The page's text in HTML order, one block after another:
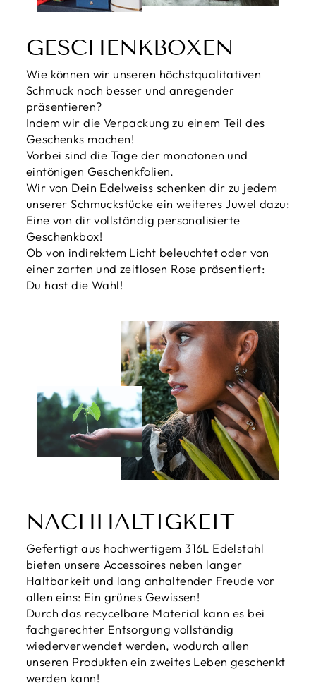
GESCHENKBOXEN
Wie können wir unseren höchstqualitativen
Schmuck noch besser und anregender
präsentieren?
Indem wir die Verpackung zu einem Teil des
Geschenks machen!
Vorbei sind die Tage der monotonen und
eintönigen Geschenkfolien.
Wir von Dein Edelweiss schenken dir zu jedem
unserer Schmuckstücke ein weiteres Juwel dazu:
Eine von dir vollständig personalisierte
Geschenkbox!
Ob von indirektem Licht beleuchtet oder von
einer zarten und zeitlosen Rose präsentiert:
Du hast die Wahl!
NACHHALTIGKEIT
Gefertigt aus hochwertigem 316L Edelstahl
bieten unsere Accessoires neben langer
Haltbarkeit und lang anhaltender Freude vor
allen eins: Ein grünes Gewissen!
Durch das recycelbare Material kann es bei
fachgerechter Entsorgung vollständig
wiederverwendet werden, wodurch allen
unseren Produkten ein zweites Leben geschenkt
werden kann!